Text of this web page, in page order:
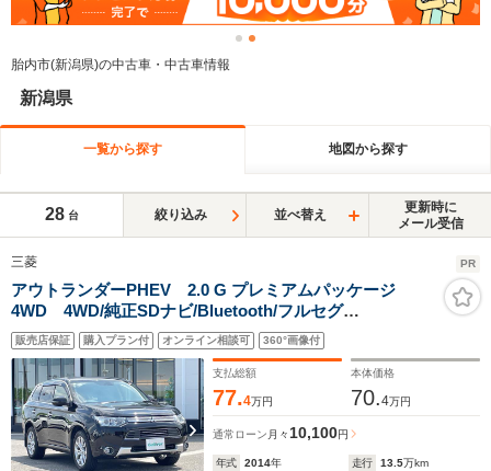
胎内市(新潟県)の中古車・中古車情報
新潟県
一覧から探す 地図から探す
28 台 絞り込み 並べ替え
更新時に
メール受信
三菱 PR
アウトランダーPHEV 2.0 G プレミアムパッケージ
4WD 4WD/純正SDナビ/Bluetooth/フルセグ
TV/CD/DVD/ETC/バックカメラ/スマートキー/プッシュス
タート/オートライト/衝突軽減ブレーキ/クルコン/シート
ヒーター/パワーバックドア
販売店保証 購入プラン付 オンライン相談可 360°画像付
支払総額
77.4万円
本体価格
70.4万円
通常ローン 月々10,100円
年式 2014年 走行 13.5万km